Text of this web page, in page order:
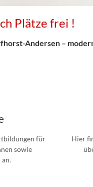
Plätze frei !
Andersen –
für
sowie
an.
Hier